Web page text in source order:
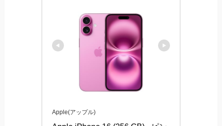
Apple(アップル)